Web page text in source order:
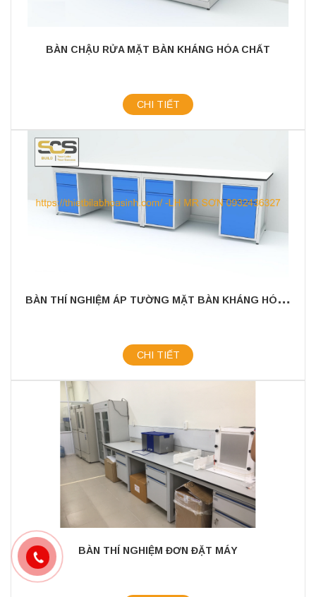
BÀN CHẬU RỬA MẶT BÀN KHÁNG HÓA CHẤT
CHI TIẾT
B
ÀN THÍ NGHIỆM ÁP TƯỜNG MẶT BÀN KHÁNG HÓA CHẤT
CHI TIẾT
BÀN THÍ NGHIỆM ĐƠN ĐẶT MÁY